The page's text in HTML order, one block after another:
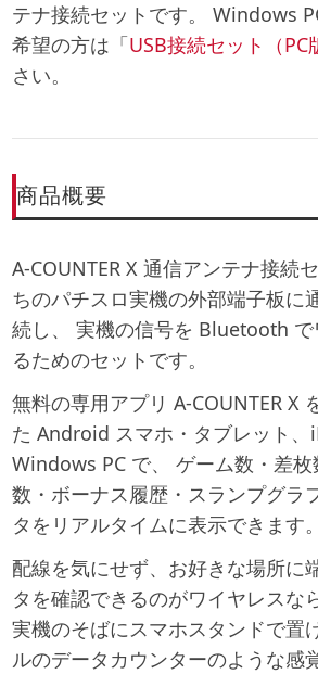
テナ接続セット です。 Windows
希望の方は「USB接続セット（PC
さい。
商品概要
A-COUNTER X 通信アンテナ接続
ちのパチスロ実機の外部端子板に
続し、 実機の信号を Bluetooth
るためのセットです。
無料の専用アプリA-COUNTER X
た Android スマホ・タブレット、
Windows PC で、 ゲーム数・差
数・ボーナス履歴・スランプグラ
タをリアルタイムに表示できます。
配線を気にせず、お好きな場所に
タを確認できるのがワイヤレスな
実機のそばにスマホスタンドで置
ルのデータカウンターのような感